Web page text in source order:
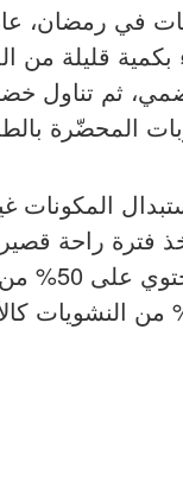
في رمضان،
قليلة من
ثم تناول
المحضّرة
المكونات
فترة راحة
أو البيض، و25%